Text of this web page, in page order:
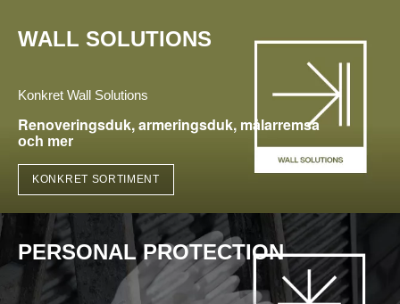
WALL SOLUTIONS
Konkret Wall Solutions
Renoveringsduk,armeringsduk, målarremsa
och mer
KONKRET SORTIMENT
PERSONAL PROTECTION